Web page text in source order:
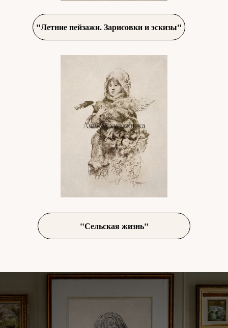
"Сельская жизнь"
"Летние пейзажи. Зарисовки и эскизы"